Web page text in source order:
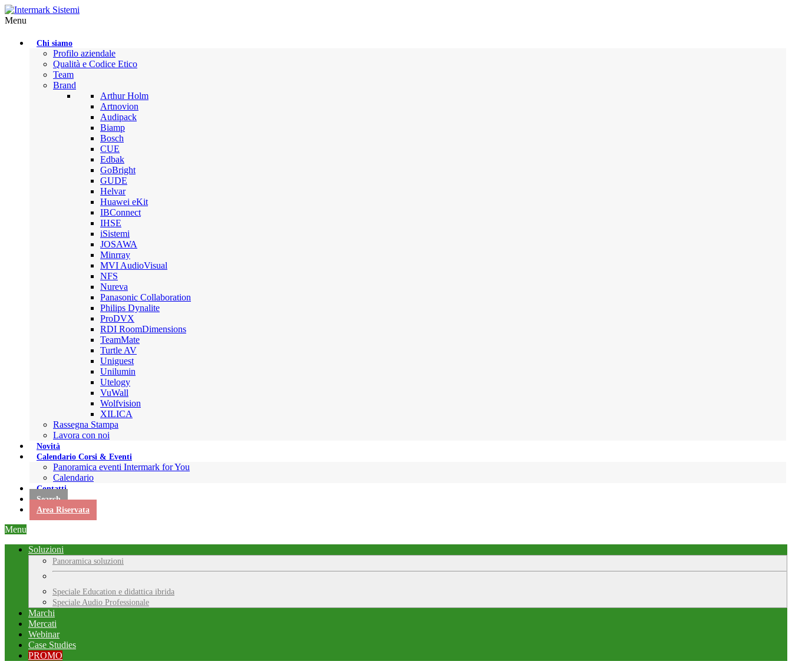
Menu
Chi siamo
Profilo aziendale
Qualità e Codice Etico
Team
Brand
Arthur Holm
Artnovion
Audipack
Biamp
Bosch
CUE
Edbak
GoBright
GUDE
Helvar
Huawei eKit
IBConnect
IHSE
iSistemi
JOSAWA
Minrray
MVI AudioVisual
NFS
Nureva
Panasonic Collaboration
Philips Dynalite
ProDVX
RDI RoomDimensions
TeamMate
Turtle AV
Uniguest
Unilumin
Utelogy
VuWall
Wolfvision
XILICA
Rassegna Stampa
Lavora con noi
Novità
Calendario Corsi & Eventi
Panoramica eventi Intermark for You
Calendario
Contatti
Search
Area Riservata
Menu
Soluzioni
Panoramica soluzioni
Speciale Education e didattica ibrida
Speciale Audio Professionale
Marchi
Mercati
Webinar
Case Studies
PROMO